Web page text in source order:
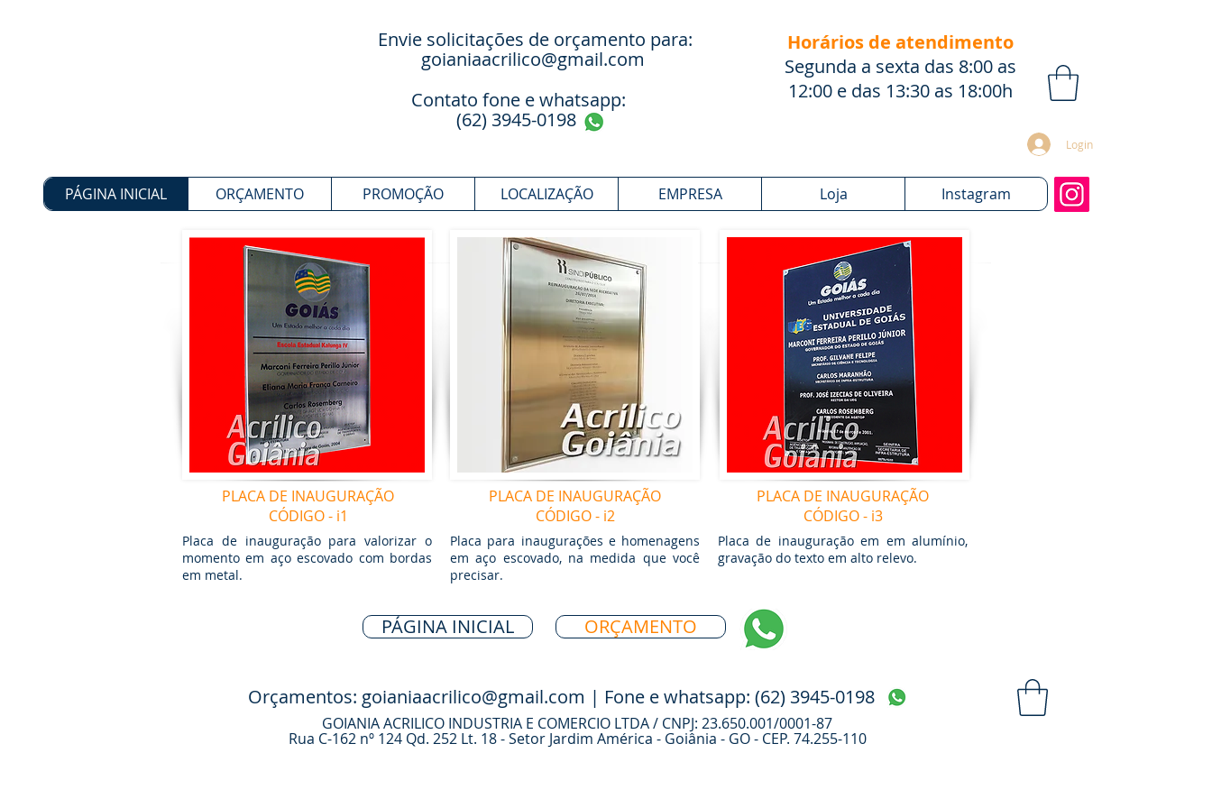
Envie solicitações de orçamento para:
goianiaacrilico@gmail.com
Contato fone e whatsapp:
(62) 3945-0198
Horários de atendimento
Segunda a sexta das 8:00 as
12:00 e das 13:30 as 18:00h
Login
PÁGINA INICIAL ORÇAMENTO PROMOÇÃO LOCALIZAÇÃO EMPRESA Loja Instagram
PLACA DE INAUGURAÇÃO
CÓDIGO - i1
Placa de inauguração para valorizar o
momento em aço escovado com bordas
em metal.
PLACA DE INAUGURAÇÃO
CÓDIGO - i2
Placa para inaugurações e homenagens
em aço escovado, na medida que você
precisar.
PLACA DE INAUGURAÇÃO
CÓDIGO - i3
Placa de inauguração em em alumínio,
gravação do texto em alto relevo.
PÁGINA INICIAL ORÇAMENTO
Orçamentos: goianiaacrilico@gmail.com | Fone e whatsapp: (62) 3945-0198
GOIANIA ACRILICO INDUSTRIA E COMERCIO LTDA / CNPJ: 23.650.001/0001-87
Rua C-162 nº 124 Qd. 252 Lt. 18 -Setor Jardim América - Goiânia - GO - CEP. 74.255-110